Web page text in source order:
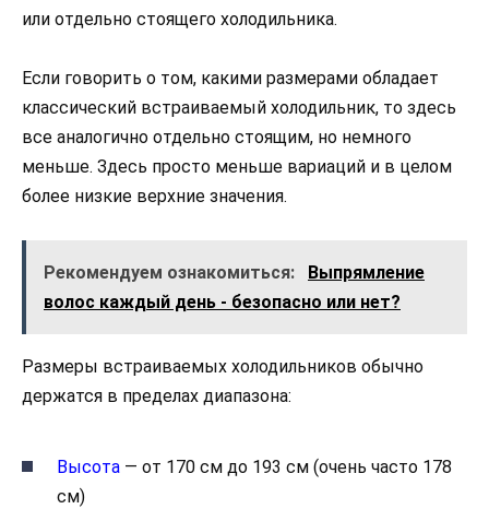
или отдельно стоящего холодильника.
Если говорить о том, какими размерами обладает
классический встраиваемый холодильник, то здесь
все аналогично отдельно стоящим, но немного
меньше. Здесь просто меньше вариаций и в целом
более низкие верхние значения.
Рекомендуем ознакомиться:
Выпрямление
волос каждый день - безопасно или нет?
Размеры встраиваемых холодильников обычно
держатся в пределах диапазона:
Высота — от 170 см до 193 см (очень часто 178
см)